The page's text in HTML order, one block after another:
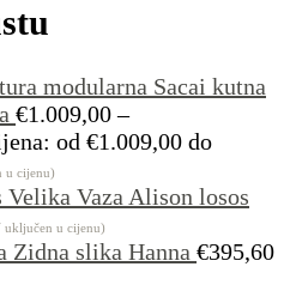
Sacai kutna
€1.009,00 –
od €1.009,00 do
u cijenu)
Vaza Alison losos
uključen u cijenu)
Zidna slika Hanna €395,60